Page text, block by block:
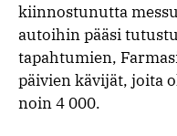
kiinnostunutta
autoihin pääsi
tapahtumien,
päivien kävijät, joita
noin 4 000.